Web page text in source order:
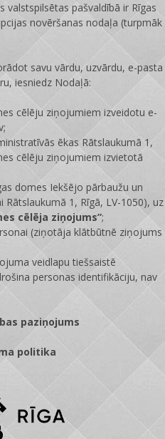
valstspilsētas pašvaldībā ir Rīgas
novēršanas nodaļa (turpmāk
savu vārdu, uzvārdu, e-pasta
iesniedz Nodaļā:
cēlēju ziņojumiem izveidotu e-
ēkas Rātslaukumā 1,
cēlēju ziņojumiem izvietotā
domes Iekšējo pārbaužu un
1, Rīgā, LV-1050), uz
cēlēja ziņojums”;
(ziņotāja klātbūtnē ziņojums
veidlapu tiešsaistē
personas identifikāciju, nav
paziņojums
politika